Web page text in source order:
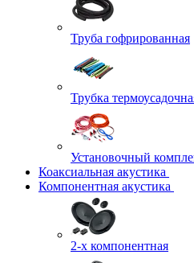
Труба гофрированная
Трубка
Установочный
Коаксиальная акустика
Компонентная акустика
2-х компонентная